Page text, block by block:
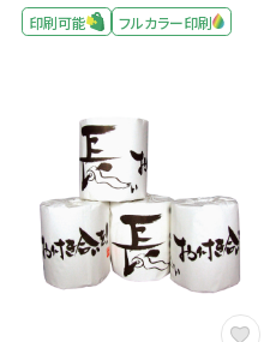
印刷可能
フルカラー印刷